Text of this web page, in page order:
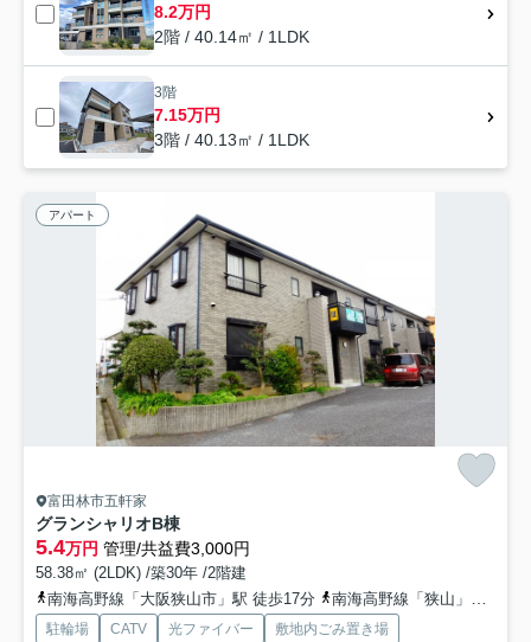
8.2万円
2階 / 40.14㎡ / 1LDK
3階
7.15万円
3階 / 40.13㎡ / 1LDK
アパート
富田林市五軒家
グランシャリオB棟
5.4万円 管理/共益費3,000円
58.38㎡ (2LDK) /築30年 /2階建
南海高野線「大阪狭山市」駅 徒歩17分
南海高野線「狭山」駅 徒歩20分
駐輪場 CATV 光ファイバー
敷地内ごみ置き場